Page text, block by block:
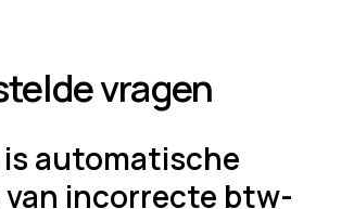
vragen
is automatische
incorrecte btw-